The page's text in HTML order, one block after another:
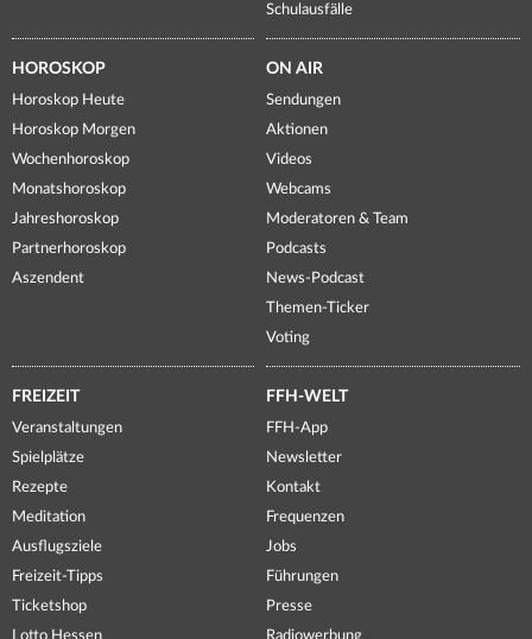
Schulausfälle
HOROSKOP
Horoskop Heute
Horoskop Morgen
Wochenhoroskop
Monatshoroskop
Jahreshoroskop
Partnerhoroskop
Aszendent
ON AIR
Sendungen
Aktionen
Videos
Webcams
Moderatoren & Team
Podcasts
News-Podcast
Themen-Ticker
Voting
FREIZEIT
Veranstaltungen
Spielplätze
Rezepte
Meditation
Ausflugsziele
Freizeit-Tipps
Ticketshop
Lotto Hessen
FFH-WELT
FFH-App
Newsletter
Kontakt
Frequenzen
Jobs
Führungen
Presse
Radiowerbung